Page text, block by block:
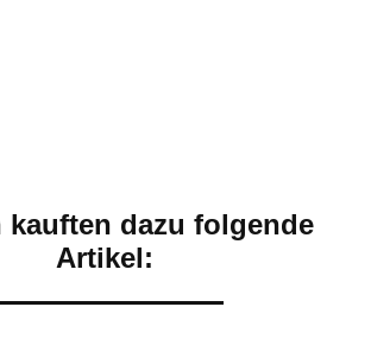
kauften dazu folgende
Artikel: